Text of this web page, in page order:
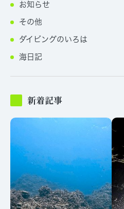
お知らせ
その他
ダイビングのいろは
海日記
新着記事